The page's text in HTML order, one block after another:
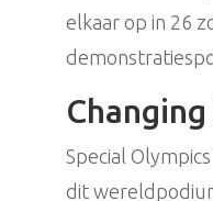
elkaar op in 26
Special
dit